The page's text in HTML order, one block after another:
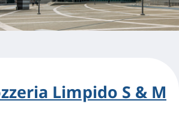
Limpido S & M